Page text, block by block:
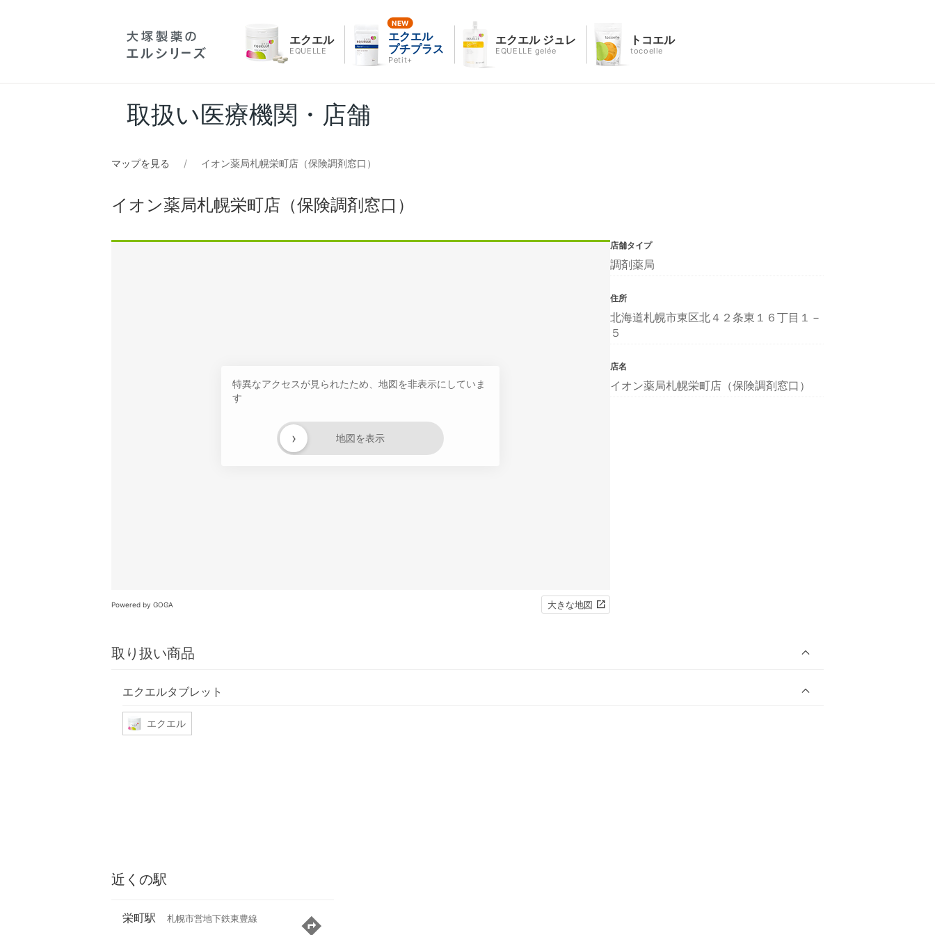
エクエル
EQUELLE
エクエル
プチプラス
Petit+
エクエル ジュレ
EQUELLE gelée
トコエル
tocoelle
取扱い医療機関・店舗
マップを見る イオン薬局札幌栄町店（保険調剤窓口）
イオン薬局札幌栄町店（保険調剤窓口）
特異なアクセスが見られたため、地図を非表示にしていま
す
地図を表示
›
Powered by GOGA 大きな地図
取り扱い商品
エクエルタブレット
エクエル
店舗タイプ
調剤薬局
住所
北海道札幌市東区北４２条東１６丁目１－
５
店名
イオン薬局札幌栄町店（保険調剤窓口）
近くの駅
栄町駅 札幌市営地下鉄東豊線